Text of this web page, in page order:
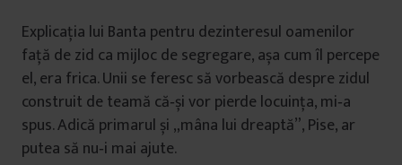
Explicația lui Banta pentru dezinteresul oamenilor
față de zid ca mijloc de segregare, așa cum îl percepe
el, era frica. Unii se feresc să vorbească despre zidul
construit de teamă că‑și vor pierde locuința, mi‑a
spus. Adică primarul și „mâna lui dreaptă”, Pise, ar
putea să nu‑i mai ajute.